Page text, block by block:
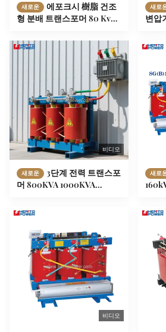
새로운
에포크시 樹脂 건조
형 분배 트랜스포머 80 Kva 3
새로
변압
비디오
새로운
3단계 전력 트랜스포
머 800KVA 1000KVA
새로
비디오